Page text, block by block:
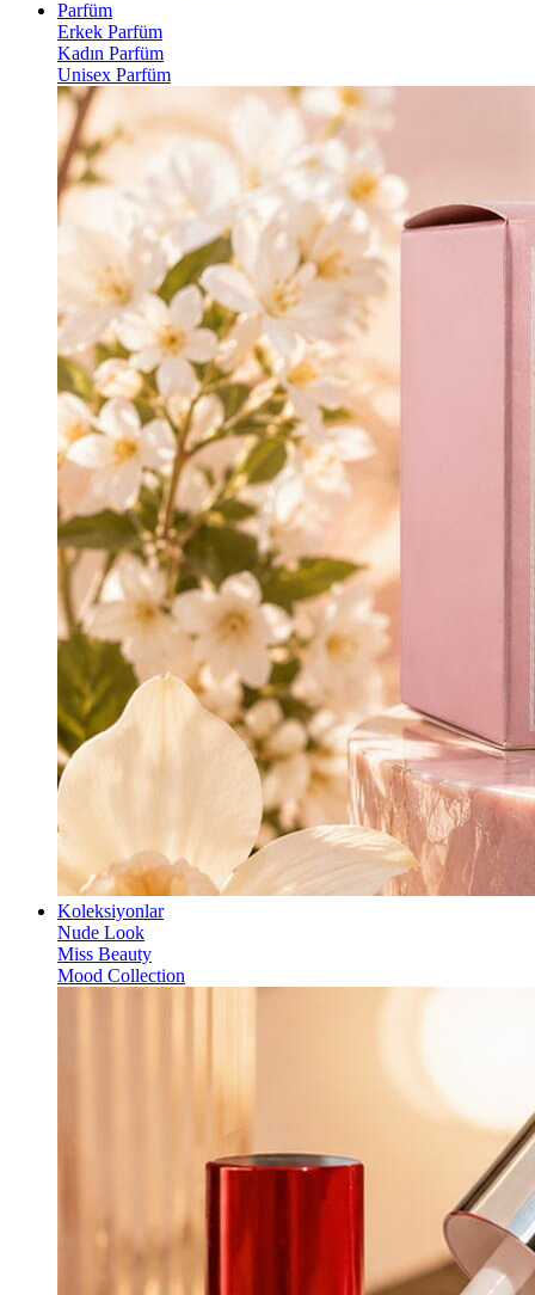
Parfüm
Erkek Parfüm
Kadın Parfüm
Unisex Parfüm
Koleksiyonlar
Nude Look
Miss Beauty
Mood Collection